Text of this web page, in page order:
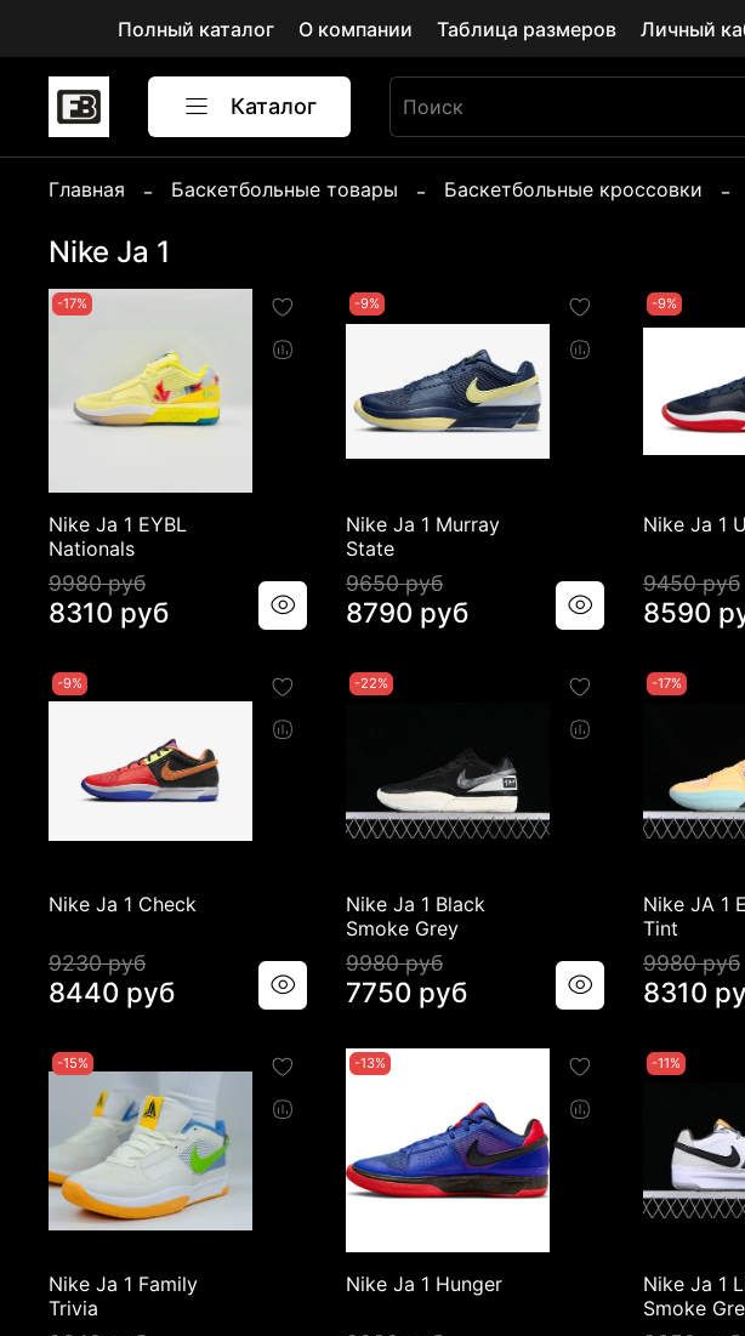
Полный каталог О компании Таблица размеров Личный
Каталог
Главная Баскетбольные товары Баскетбольные кроссовки
Nike Ja 1
-17%
Nike Ja 1 EYBL
Nationals
9980 руб
8310 руб
-9%
Nike Ja 1 Murray
State
9650 руб
8790 руб
-9%
Nike Ja 1
9450 руб
8590
-9%
Nike Ja 1 Check
9230 руб
8440 руб
-22%
Nike Ja 1 Black
Smoke Grey
9980 руб
7750 руб
-17%
Nike JA 1
Tint
9980 руб
8310
-15%
Nike Ja 1 Family
Trivia
-13%
Nike Ja 1 Hunger
-11%
Nike Ja 1
Smoke